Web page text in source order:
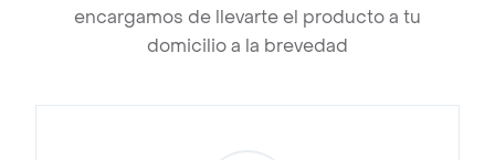
encargamos de llevarte el producto a tu
domicilio a la brevedad